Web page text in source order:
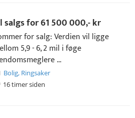
salgs for61 500 000,- kr
for salg: Verdien vil ligge
5,9 - 6, 2 mil i føge
...
Bolig, Ringsaker
16 timer siden